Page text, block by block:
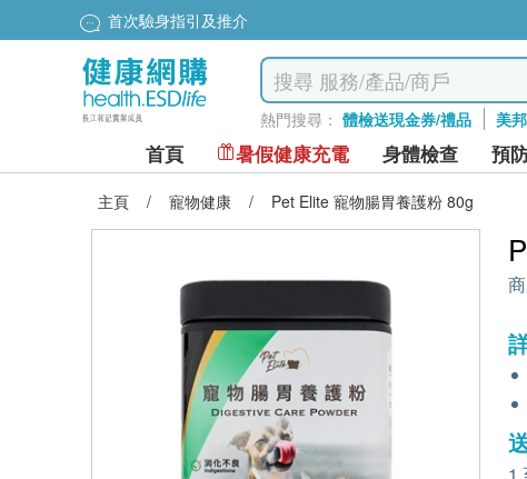
首次驗身指引及推介
熱門搜尋： 體檢送現金券/禮品 美
首頁 暑假健康充電 身體檢查 預
主頁 / 寵物健康 / Pet Elite 寵物腸胃養護粉 80g